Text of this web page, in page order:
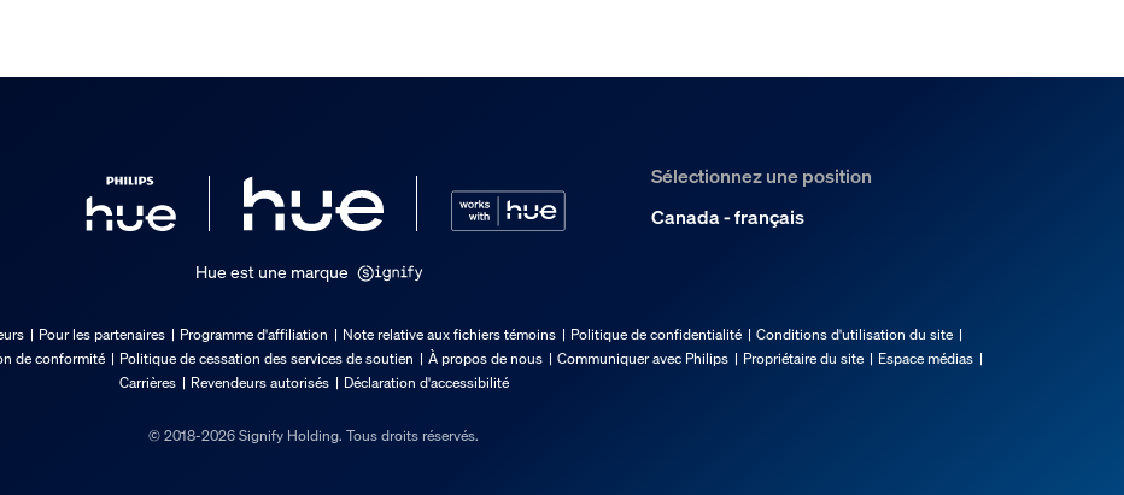
Sélectionnez une position
Canada - français
Hue est une marque
Pour les partenaires Programme d'affiliation Note relative aux fichiers témoins Politique de confidentialité
Conditions d'utilisation du site
de conformité Politique de cessation des services de soutien À propos de nous Communiquer avec Philips Propriétaire du site
Espace médias
Carrières
Revendeurs autorisés Déclaration d'accessibilité
© 2018-2026 Signify Holding. Tous droits réservés.